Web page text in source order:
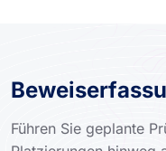
Führen Sie geplante